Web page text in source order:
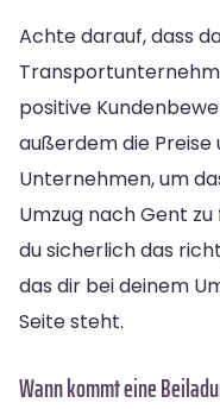
Achte darauf, dass
positive
außerdem die
Unternehmen, um
Umzug nach Gent
du sicherlich das
das dir bei deinem
Seite steht.
Wann kommt eine